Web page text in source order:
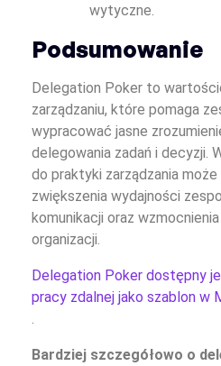
wytyczne.
Podsumowanie
Delegation Poker to
zarządzaniu, które pomaga
wypracować jasne
delegowania zadań i decyzji.
do praktyki zarządzania
zwiększenia wydajności
komunikacji oraz
organizacji.
Delegation Poker dostępny
pracy zdalnej jako szablon w
Bardziej szczegółowo o